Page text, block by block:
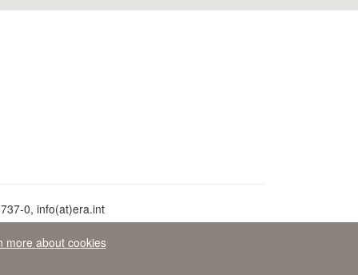
more about cookies
0, info(at)era.int